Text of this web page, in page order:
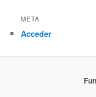
META
Acceder